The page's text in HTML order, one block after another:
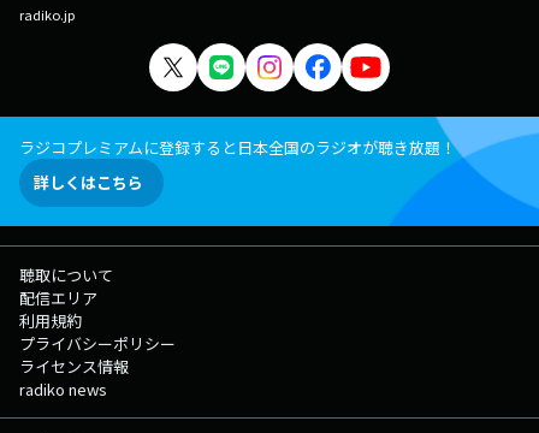
radiko.jp
ラジコプレミアムに登録すると日本全国のラジオが聴き放題！
詳しくはこちら
聴取について
配信エリア
利用規約
プライバシーポリシー
ライセンス情報
radiko news